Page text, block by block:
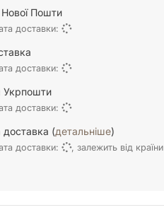
Пошти
доставки:
доставки:
Укрпошти
доставки:
(детальніше)
доставки:
, залежить від країни